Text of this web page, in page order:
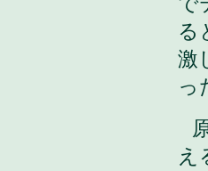
る
激
っ
え